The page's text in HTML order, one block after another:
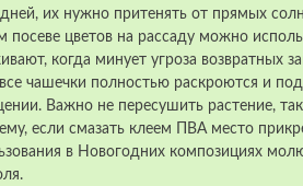
их нужно притенять от прямых
посеве цветов на рассаду можно
когда минует угроза возвратных
чашечки полностью раскроются и
Важно не пересушить растение,
если смазать клеем ПВА место
в Новогодних композициях